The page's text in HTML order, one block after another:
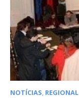
NOTÍCIAS, REGIONAL